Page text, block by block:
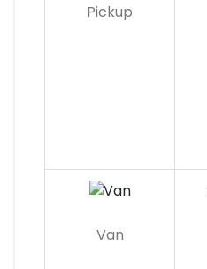
Pickup
Van